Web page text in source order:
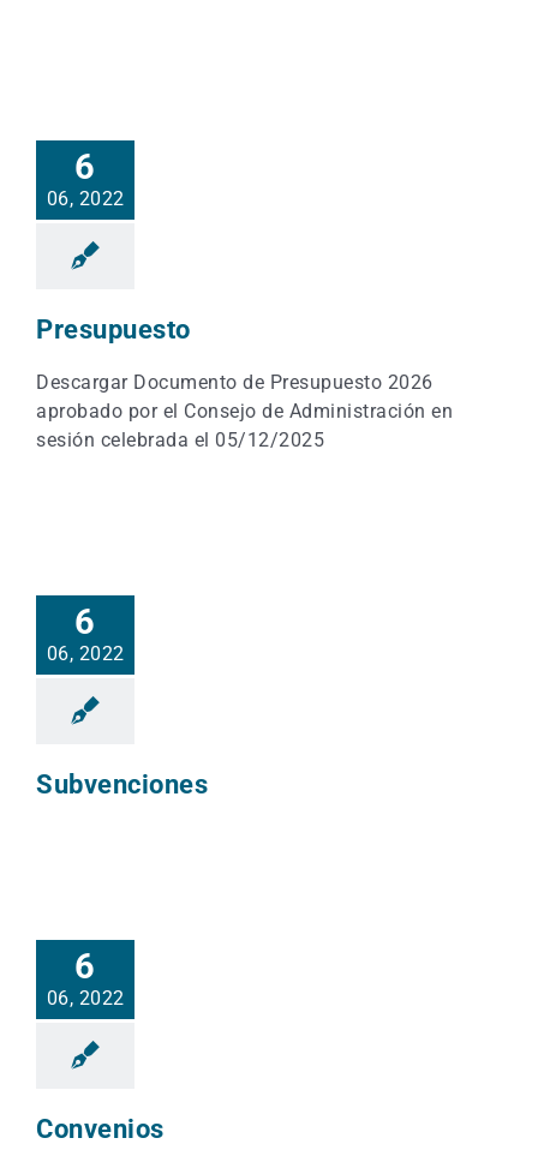
6
06, 2022
Presupuesto
Descargar Documento de Presupuesto 2026
aprobado por el Consejo de Administración en
sesión celebrada el 05/12/2025
6
06, 2022
Subvenciones
6
06, 2022
Convenios